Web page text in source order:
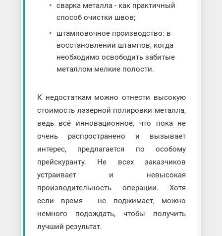
сварка металла - как практичный
способ очистки швов;
штамповочное производство: в
восстановлении штампов, когда
необходимо освободить забитые
металлом мелкие полости.
К недостаткам можно отнести высокую
стоимость лазерной полировки металла,
ведь всё инновационное, что пока не
очень распространено и вызывает
интерес, предлагается по особому
прейскуранту. Не всех заказчиков
устраивает и невысокая
производительность операции. Хотя
если время не поджимает, можно
немного подождать, чтобы получить
лучший результат.